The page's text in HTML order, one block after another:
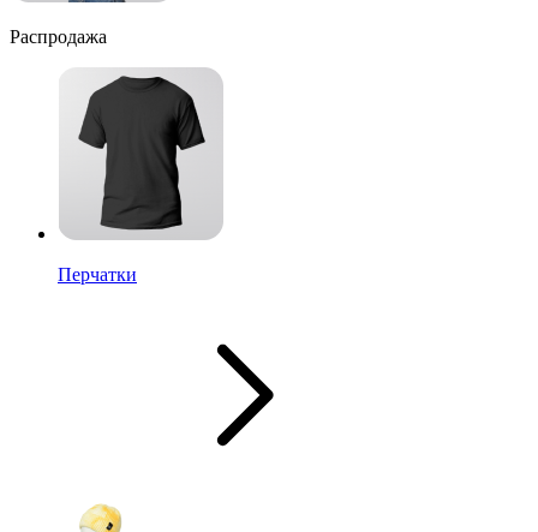
Распродажа
Перчатки